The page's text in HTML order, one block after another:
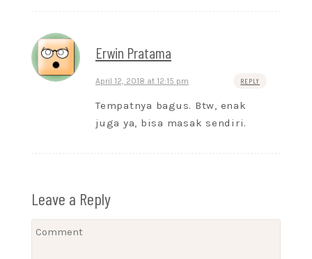
Erwin Pratama
April 12, 2018 at 12:15 pm REPLY
Tempatnya bagus. Btw, enak
juga ya, bisa masak sendiri.
Leave a Reply